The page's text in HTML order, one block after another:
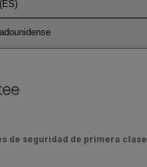
de seguridad de primera clase